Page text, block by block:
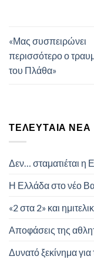
«Μας συσπειρώνει
περισσότερο ο
του Πλάθα»
ΤΕΛΕΥΤΑΊΑ ΝΈΑ
Δεν… σταματιέται
Η Ελλάδα στο νέο
«2 στα 2» και
Αποφάσεις της
Δυνατό ξεκίνημα